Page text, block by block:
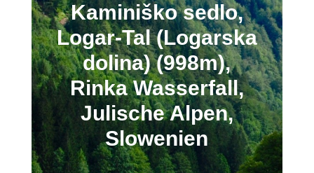
Kaminiško sedlo,
Logar-Tal (Logarska
dolina) (998m),
Rinka Wasserfall,
Julische Alpen,
Slowenien